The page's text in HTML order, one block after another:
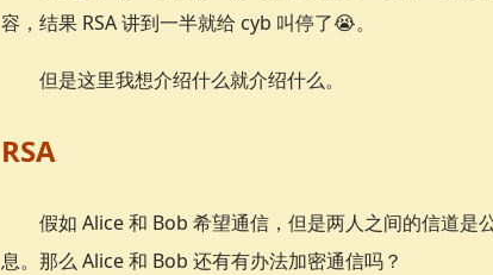
容，结果 RSA 讲到一半就给 cyb 叫停了😭️。
但是这里我想介绍什么就介绍什么。
RSA
假如 Alice 和 Bob 希望通信，但是两人之间的信道
息。那么 Alice 和 Bob 还有有办法加密通信吗？